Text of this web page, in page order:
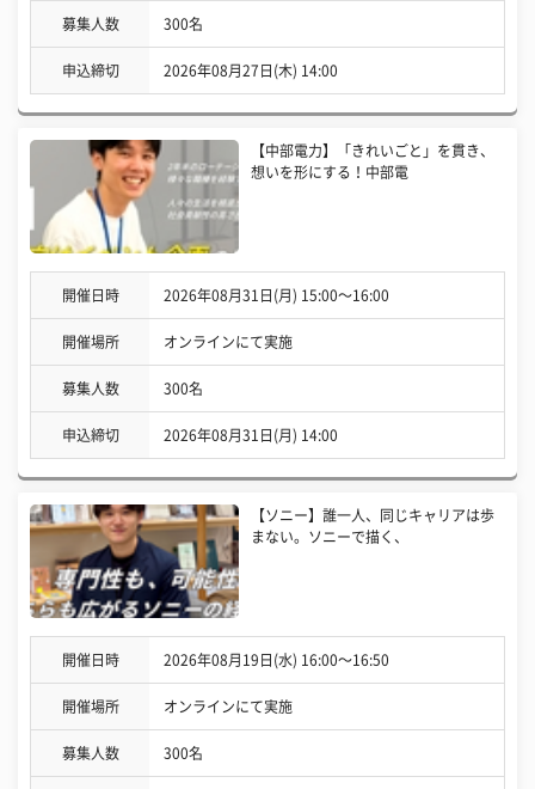
募集人数 300名
申込締切 2026年08月27日(木) 14:00
【中部電力】「きれいごと」を貫き、
想いを形にする！中部電
開催日時 2026年08月31日(月) 15:00〜16:00
開催場所 オンラインにて実施
募集人数 300名
申込締切 2026年08月31日(月) 14:00
【ソニー】誰一人、同じキャリアは歩
まない。ソニーで描く、
開催日時 2026年08月19日(水) 16:00〜16:50
開催場所 オンラインにて実施
募集人数 300名